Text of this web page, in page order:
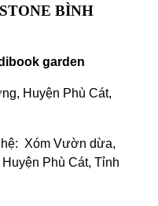
BÌNH
garden
Huyện Phù Cát,
Xóm Vườn dừa,
Phù Cát, Tỉnh